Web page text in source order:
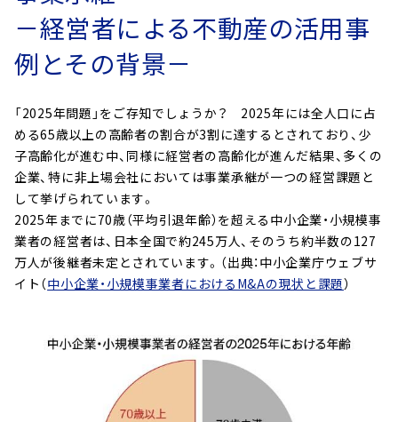
－経営者による不動産の活用事
例とその背景－
「2025年問題」をご存知でしょうか？ 2025年には全人口に占
める65歳以上の高齢者の割合が3割に達するとされており、少
子高齢化が進む中、同様に経営者の高齢化が進んだ結果、多くの
企業、特に非上場会社においては事業承継が一つの経営課題と
して挙げられています。
2025年までに70歳（平均引退年齢）を超える中小企業・小規模事
業者の経営者は、日本全国で約245万人、そのうち約半数の127
万人が後継者未定とされています。（出典：中小企業庁ウェブサ
イト（中小企業・小規模事業者におけるM&Aの現状と課題）